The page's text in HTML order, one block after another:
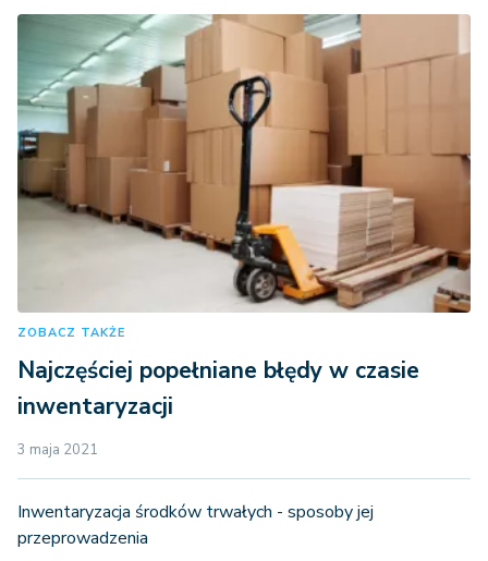
ZOBACZ TAKŻE
Najczęściej popełniane błędy w czasie
inwentaryzacji
3 maja 2021
Inwentaryzacja środków trwałych - sposoby jej
przeprowadzenia